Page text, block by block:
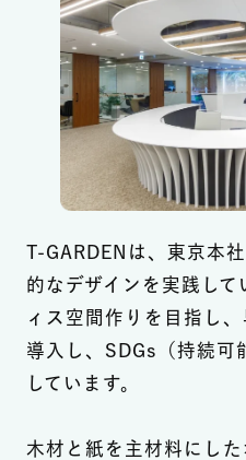
T-GARDENは、東京本
的なデザインを実践して
ィス空間作りを目指し
導入し、SDGs（持続可
しています。
木材と紙を主材料にし